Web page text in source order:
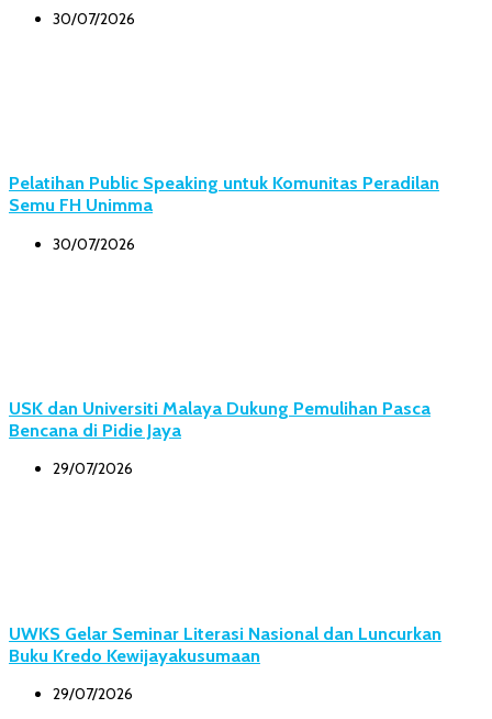
30/07/2026
Pelatihan Public Speaking untuk Komunitas Peradilan
Semu FH Unimma
30/07/2026
USK dan Universiti Malaya Dukung Pemulihan Pasca
Bencana di Pidie Jaya
29/07/2026
UWKS Gelar Seminar Literasi Nasional dan Luncurkan
Buku Kredo Kewijayakusumaan
29/07/2026